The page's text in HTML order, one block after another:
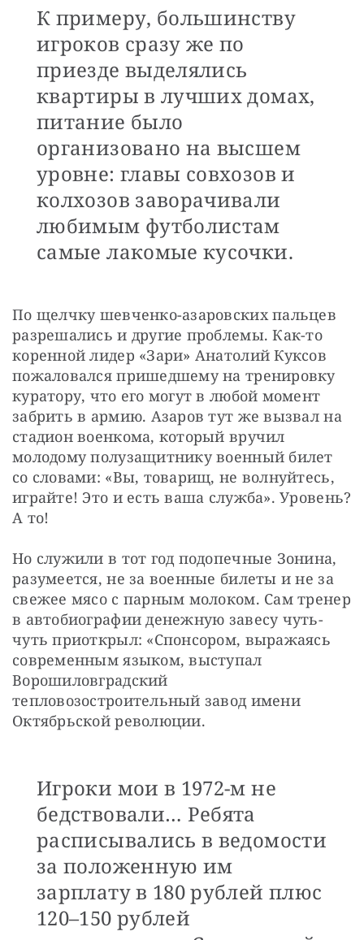
К примеру, большинству
игроков сразу же по
приезде выделялись
квартиры в лучших домах,
питание было
организовано на высшем
уровне: главы совхозов и
колхозов заворачивали
любимым футболистам
самые лакомые кусочки.
По щелчку шевченко-азаровских пальцев
разрешались и другие проблемы. Как-то
коренной лидер «Зари» Анатолий Куксов
пожаловался пришедшему на тренировку
куратору, что его могут в любой момент
забрить в армию. Азаров тут же вызвал на
стадион военкома, который вручил
молодому полузащитнику военный билет
со словами: «Вы, товарищ, не волнуйтесь,
играйте! Это и есть ваша служба». Уровень?
А то!
Но служили в тот год подопечные Зонина,
разумеется, не за военные билеты и не за
свежее мясо с парным молоком. Сам тренер
в автобиографии денежную завесу чуть-
чуть приоткрыл: «Спонсором, выражаясь
современным языком, выступал
Ворошиловградский
тепловозостроительный завод имени
Октябрьской революции.
Игроки мои в 1972-м не
бедствовали… Ребята
расписывались в ведомости
за положенную им
зарплату в 180 рублей плюс
120–150 рублей